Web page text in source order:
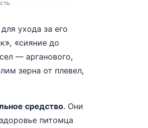
ухода за его
«сияние до
— арганового,
зерна от плевел,
средство. Они
питомца